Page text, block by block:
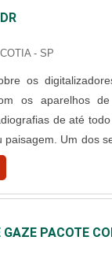
- SP
O digitalizador dr é um
os aparelhos
de até
Um dos
que estão em
GAZE PACOTE